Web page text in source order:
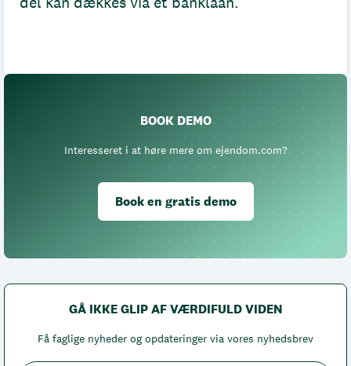
BOOK DEMO
Interesseret i at høre mere om ejendom.com?
Book en gratis demo
GÅ IKKE GLIP AF VÆRDIFULD VIDEN
Få faglige nyheder og opdateringer via vores nyhedsbrev